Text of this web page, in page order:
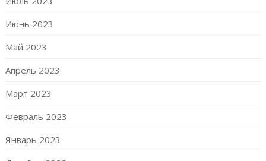
Июнь 2023
Май 2023
Апрель 2023
Март 2023
Февраль 2023
Январь 2023